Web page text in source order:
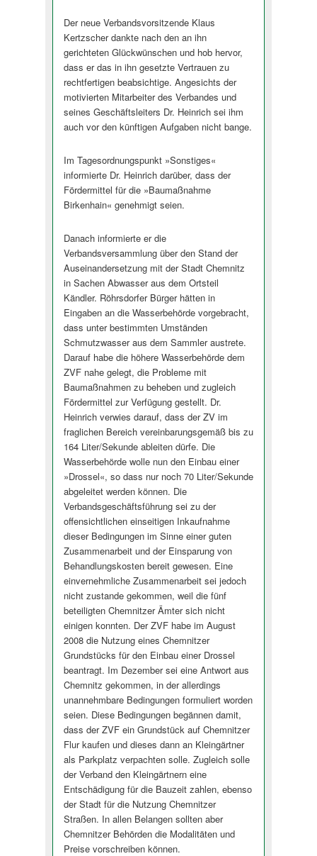
Der neue Verbandsvorsitzende Klaus
Kertzscher dankte nach den an ihn
gerichteten Glückwünschen und hob hervor,
dass er das in ihn gesetzte Vertrauen zu
rechtfertigen beabsichtige. Angesichts der
motivierten Mitarbeiter des Verbandes und
seines Geschäftsleiters Dr. Heinrich sei ihm
auch vor den künftigen Aufgaben nicht bange.
Im Tagesordnungspunkt »Sonstiges«
informierte Dr. Heinrich darüber, dass der
Fördermittel für die »Baumaßnahme
Birkenhain« genehmigt seien.
Danach informierte er die
Verbandsversammlung über den Stand der
Auseinandersetzung mit der Stadt Chemnitz
in Sachen Abwasser aus dem Ortsteil
Kändler. Röhrsdorfer Bürger hätten in
Eingaben an die Wasserbehörde vorgebracht,
dass unter bestimmten Umständen
Schmutzwasser aus dem Sammler austrete.
Darauf habe die höhere Wasserbehörde dem
ZVF nahe gelegt, die Probleme mit
Baumaßnahmen zu beheben und zugleich
Fördermittel zur Verfügung gestellt. Dr.
Heinrich verwies darauf, dass der ZV im
fraglichen Bereich vereinbarungsgemäß bis zu
164 Liter/Sekunde ableiten dürfe. Die
Wasserbehörde wolle nun den Einbau einer
»Drossel«, so dass nur noch 70 Liter/Sekunde
abgeleitet werden können. Die
Verbandsgeschäftsführung sei zu der
offensichtlichen einseitigen Inkaufnahme
dieser Bedingungen im Sinne einer guten
Zusammenarbeit und der Einsparung von
Behandlungskosten bereit gewesen. Eine
einvernehmliche Zusammenarbeit sei jedoch
nicht zustande gekommen, weil die fünf
beteiligten Chemnitzer Ämter sich nicht
einigen konnten. Der ZVF habe im August
2008 die Nutzung eines Chemnitzer
Grundstücks für den Einbau einer Drossel
beantragt. Im Dezember sei eine Antwort aus
Chemnitz gekommen, in der allerdings
unannehmbare Bedingungen formuliert worden
seien. Diese Bedingungen begännen damit,
dass der ZVF ein Grundstück auf Chemnitzer
Flur kaufen und dieses dann an Kleingärtner
als Parkplatz verpachten solle. Zugleich solle
der Verband den Kleingärtnern eine
Entschädigung für die Bauzeit zahlen, ebenso
der Stadt für die Nutzung Chemnitzer
Straßen. In allen Belangen sollten aber
Chemnitzer Behörden die Modalitäten und
Preise vorschreiben können.